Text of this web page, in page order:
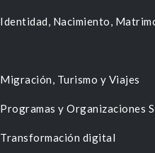
Identidad, Nacimiento,
Migración, Turismo y Viajes
Programas y Organizaciones
Transformación digital